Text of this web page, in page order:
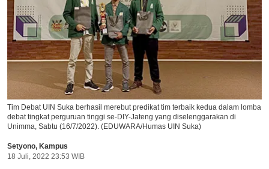
Ikuti Kami di:
Tim Debat UIN Suka berhasil merebut predikat tim terbaik kedua dalam lomba
debat tingkat perguruan tinggi se-DIY-Jateng yang diselenggarakan di
Unimma, Sabtu (16/7/2022). (EDUWARA/Humas UIN Suka)
Setyono, Kampus
18 Juli, 2022 23:53 WIB